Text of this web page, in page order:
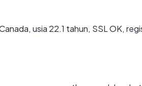
usia 22.1 tahun, SSL OK,